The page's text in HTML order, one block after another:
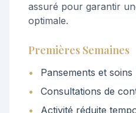
assuré pour garantir
optimale.
Premières Semaines
•
Pansements et
•
Consultations de
•
Activité réduite